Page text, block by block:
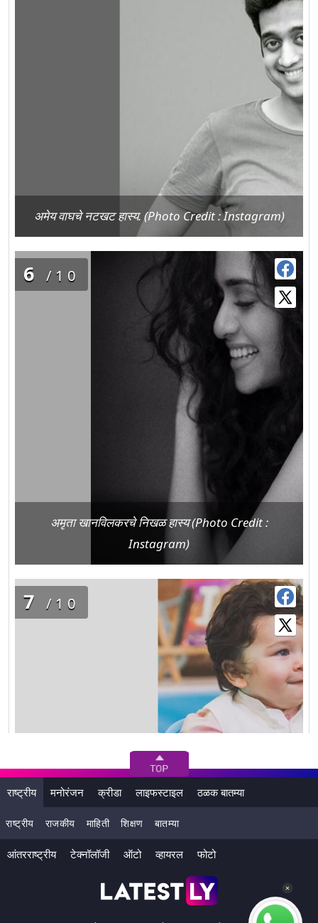
अमेय वाघचे नटखट हास्य. (Photo Credit : Instagram)
6 /10
अमृता खानविलकरचे निखळ हास्य (Photo Credit :
Instagram)
7 /10
राष्ट्रीय मनोरंजन क्रीडा लाइफस्टाइल ठळक बातम्या
राष्ट्रीय राजकीय माहिती शिक्षण बातम्या
आंतरराष्ट्रीय टेक्नॉलॉजी ऑटो व्हायरल फोटो